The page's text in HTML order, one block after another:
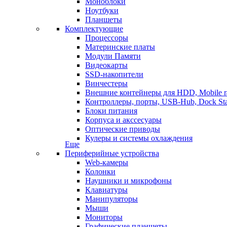
Ноутбуки
Планшеты
Комплектующие
Процессоры
Материнские платы
Модули Памяти
Видеокарты
SSD-накопители
Винчестеры
Внешние контейнеры для HDD, Mobile
Контроллеры, порты, USB-Hub, Dock
Блоки питания
Корпуса и акссесуары
Оптические приводы
Кулеры и системы охлаждения
Еще
Периферийные устройства
Web-камеры
Колонки
Наушники и микрофоны
Клавиатуры
Манипуляторы
Мыши
Мониторы